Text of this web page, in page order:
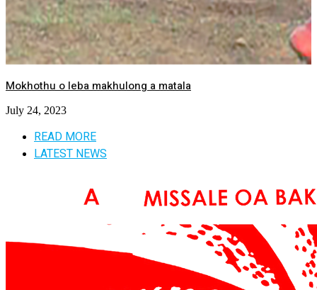
Mokhothu o leba makhulong a matala
July 24, 2023
READ MORE
LATEST NEWS